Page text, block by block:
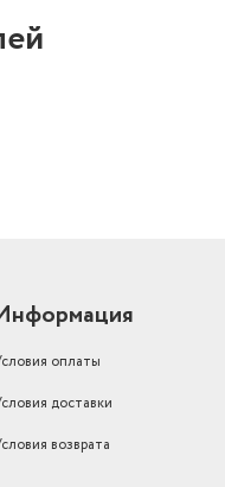
оплаты
доставки
возврата